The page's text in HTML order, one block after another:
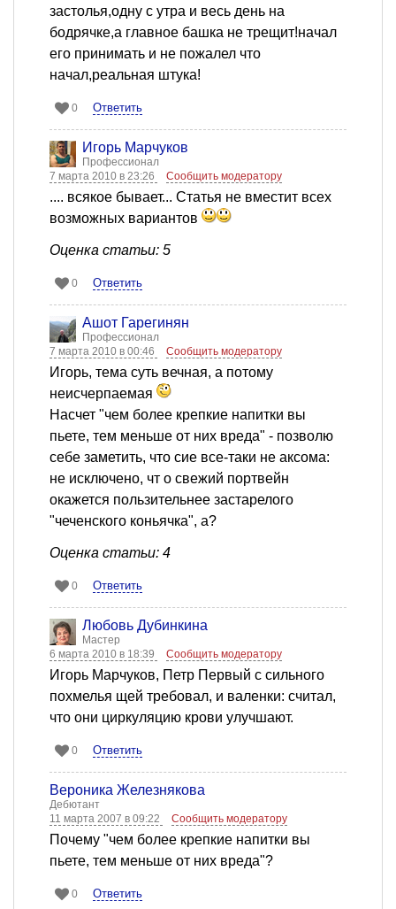
застолья,одну с утра и весь день на
бодрячке,а главное башка не трещит!начал
его принимать и не пожалел что
начал,реальная штука!
0 Ответить
Игорь Марчуков
Профессионал
7 марта 2010 в 23:26
Сообщить модератору
.... всякое бывает... Статья не вместит всех
возможных вариантов
Оценка статьи: 5
0 Ответить
Ашот Гарегинян
Профессионал
7 марта 2010 в 00:46
Сообщить модератору
Игорь, тема суть вечная, а потому
неисчерпаемая
Насчет "чем более крепкие напитки вы
пьете, тем меньше от них вреда" - позволю
себе заметить, что сие все-таки не аксома:
не исключено, чт о свежий портвейн
окажется пользительнее застарелого
"чеченского коньячка", a?
Оценка статьи: 4
0 Ответить
Любовь Дубинкина
Мастер
6 марта 2010 в 18:39
Сообщить модератору
Игорь Марчуков, Петр Первый с сильного
похмелья щей требовал, и валенки: считал,
что они циркуляцию крови улучшают.
0 Ответить
Вероника Железнякова
Дебютант
11 марта 2007 в 09:22
Сообщить модератору
Почему "чем более крепкие напитки вы
пьете, тем меньше от них вреда"?
0 Ответить